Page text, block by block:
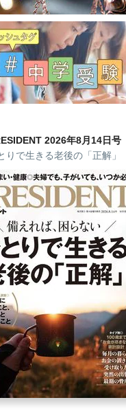
2026年8月14日号
りで生きる老後の「正解」